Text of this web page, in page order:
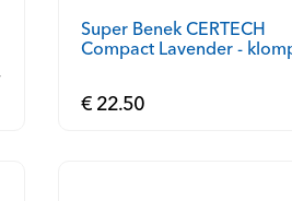
Super Benek CERTECH
Compact Lavender -
€ 22.50